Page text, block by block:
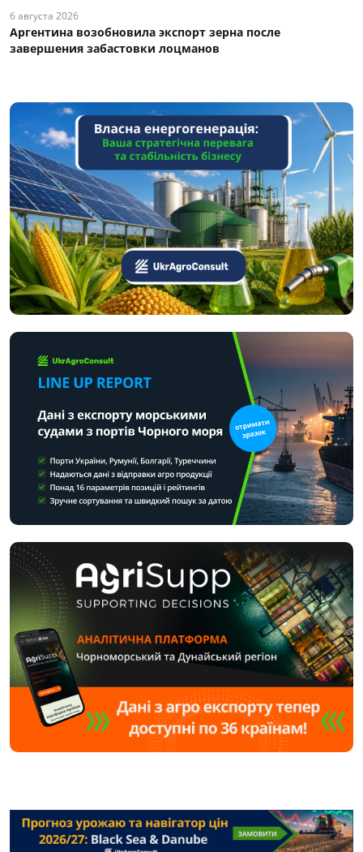
6 августа 2026
Аргентина возобновила экспорт зерна после
завершения забастовки лоцманов